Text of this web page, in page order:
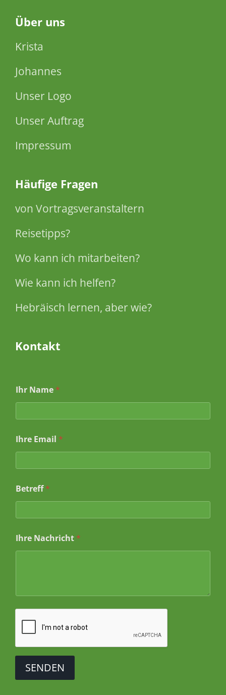
Über uns
Krista
Johannes
Unser Logo
Unser Auftrag
Impressum
Häufige Fragen
von Vortragsveranstaltern
Reisetipps?
Wo kann ich mitarbeiten?
Wie kann ich helfen?
Hebräisch lernen, aber wie?
Kontakt
Ihr Name *
Ihre Email *
a
m
*
h
r
Betreff*
Ihre Nachricht *
SENDEN